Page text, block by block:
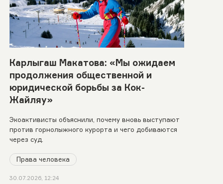
Карлыгаш Макатова: «Мы ожидаем
продолжения общественной и
юридической борьбы за Кок-
Жайляу»
Экоактивисты объяснили, почему вновь выступают
против горнолыжного курорта и чего добиваются
через суд.
Права человека
30.07.2026, 12:24